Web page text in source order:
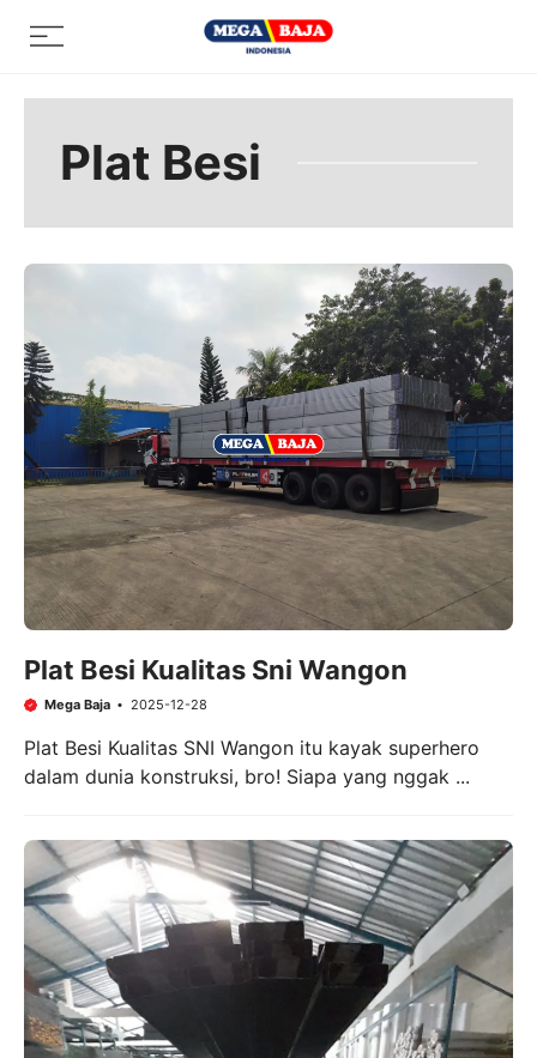
Menu
Plat Besi
Plat Besi Kualitas Sni Wangon
Mega Baja 2025-12-28
Plat Besi Kualitas SNI Wangon itu kayak superhero
dalam dunia konstruksi, bro! Siapa yang nggak ...